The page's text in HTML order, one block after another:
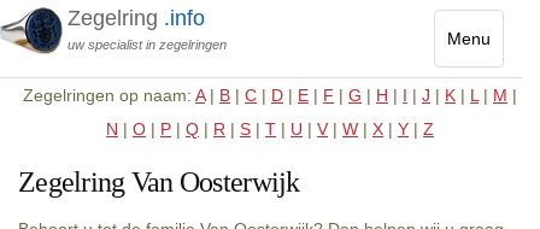
Menu
Toggle
Zegelring .info
uw specialist in zegelringen
Zegelringen op naam: A| B | C | D | E | F | G | H | I | J | K | L | M |
N | O | P | Q | R | S | T | U | V | W | X | Y | Z
Zegelring Van Oosterwijk